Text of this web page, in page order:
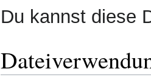
Du kannst diese